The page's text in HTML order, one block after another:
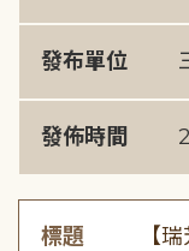
發布單位
發佈時間
標題
【